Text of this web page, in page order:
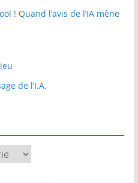
! Quand l’avis de l’IA mène
de l’I.A.